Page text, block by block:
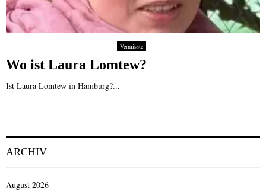
Vermisste
Wo ist Laura Lomtew?
Ist Laura Lomtew in Hamburg?...
ARCHIV
August 2026